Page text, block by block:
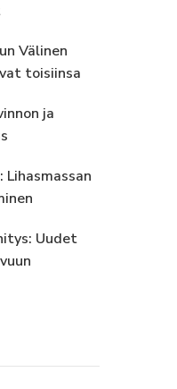
Välinen
toisiinsa
ja
Uudet